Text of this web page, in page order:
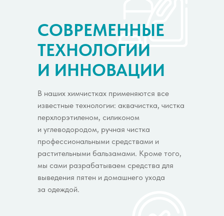
В наших химчистках применяются все
известные технологии: аквачистка, чистка
перхлорэтиленом, силиконом
и углеводородом, ручная чистка
профессиональными средствами и
растительными бальзамами. Кроме того,
мы сами разрабатываем средства для
выведения пятен и домашнего ухода
за одеждой.
СОВРЕМЕННЫЕ
ТЕХНОЛОГИИ
И ИННОВАЦИИ